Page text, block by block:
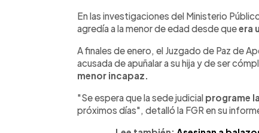
En las investigaciones del Ministerio
agredía a la menor de edad desde queera
A finales de enero, el Juzgado de Paz de
acusada de apuñalar a su hija y de ser
menor incapaz.
"Se espera que la sede judicial programe
próximos días", detalló la FGR en su